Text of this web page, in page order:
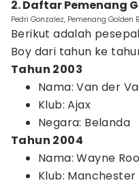
2. Daftar Pemenang
Pedri Gonzalez, Pemenang
Berikut adalah
Boy dari tahun ke
Tahun 2003
Nama: Van der
Klub: Ajax
Negara: Belanda
Tahun 2004
Nama: Wayne
Klub: